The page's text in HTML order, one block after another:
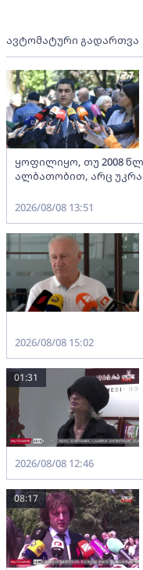
ავტომატური გადართვა
ყოფილიყო, თუ 2008
ალბათობით, არც
2026/08/08 13:51
2026/08/08 15:02
01:31
2026/08/08 12:46
08:17